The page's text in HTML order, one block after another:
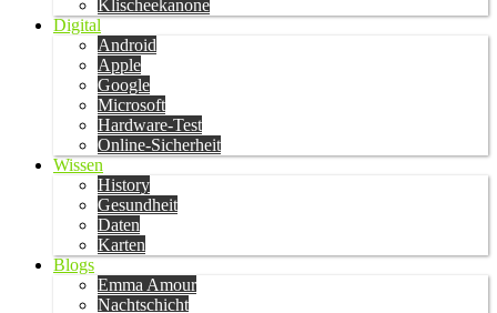
Klischeekanone
Digital
Android
Apple
Google
Microsoft
Hardware-Test
Online-Sicherheit
Wissen
History
Gesundheit
Daten
Karten
Blogs
Emma Amour
Nachtschicht